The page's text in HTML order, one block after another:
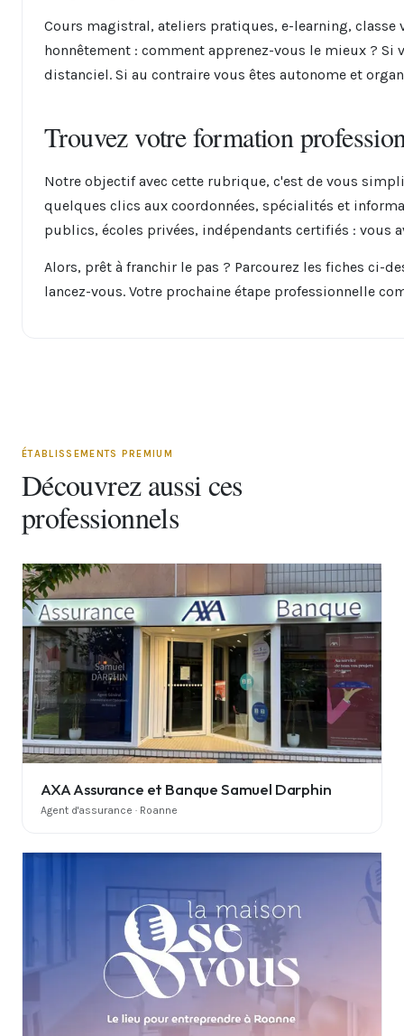
Cours magistral, ateliers pratiques, e-learning, classe
honnêtement : comment apprenez-vous le mieux ? Si
distanciel. Si au contraire vous êtes autonome et
Trouvez votre formation
Notre objectif avec cette rubrique, c'est de vous
quelques clics aux coordonnées, spécialités et
publics, écoles privées, indépendants certifiés : vous
Alors, prêt à franchir le pas ? Parcourez les fiches ci-
lancez-vous. Votre prochaine étape professionnelle
ÉTABLISSEMENTS PREMIUM
Découvrez aussi ces
professionnels
AXA Assurance et Banque Samuel Darphin
Agent d'assurance · Roanne